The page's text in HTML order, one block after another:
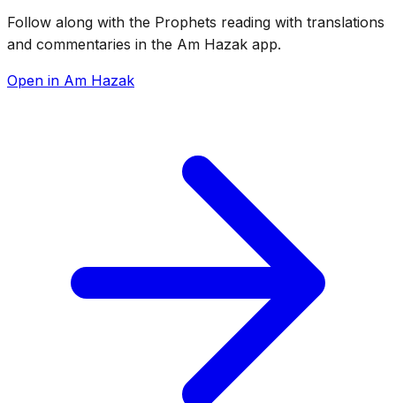
Follow along with the Prophets reading with translations
and commentaries in the Am Hazak app.
Open in Am Hazak